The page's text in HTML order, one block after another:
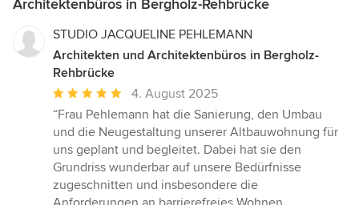
Architektenbüros in Bergholz-Rehbrücke
STUDIO JACQUELINE PEHLEMANN
Architekten und Architektenbüros in Bergholz-
Rehbrücke
Durchschnittliche
Bewertung:
5
von
5
Sternen
4. August 2025
“Frau Pehlemann hat die Sanierung, den Umbau
und die Neugestaltung unserer Altbauwohnung für
uns geplant und begleitet. Dabei hat sie den
Grundriss wunderbar auf unsere Bedürfnisse
zugeschnitten und insbesondere die